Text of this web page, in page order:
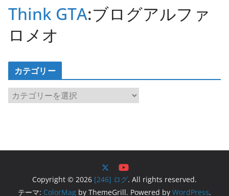
Think GTA:ブログアルファ
ロメオ
カテゴリー
カ
テ
Copyright © 2026 [246] ログ. All rights reserved.
テーマ: ColorMag by ThemeGrill. Powered by WordPress.